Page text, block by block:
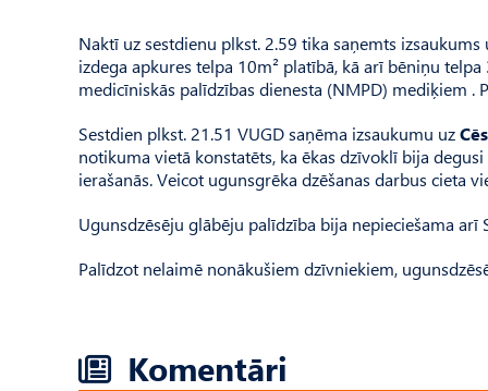
Naktī uz sestdienu plkst. 2.59 tika saņemts izsaukums
izdega apkures telpa 10m² platībā, kā arī bēniņu
medicīniskās palīdzības dienesta (NMPD) mediķiem .
Sestdien plkst. 21.51 VUGD saņēma izsaukumu uz
notikuma vietā konstatēts, ka ēkas dzīvoklī bija
ierašanās. Veicot ugunsgrēka dzēšanas darbus cieta
Ugunsdzēsēju glābēju palīdzība bija nepieciešama
Palīdzot nelaimē nonākušiem dzīvniekiem,
Komentāri